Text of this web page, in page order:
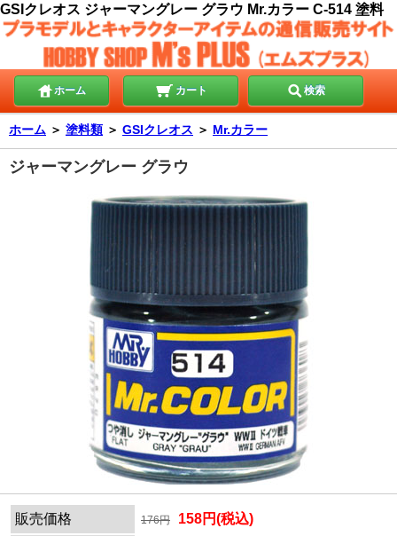
GSIクレオス ジャーマングレー グラウ Mr.カラー C-514 塗料
ホーム カート 検索
ホーム ＞ 塗料類 ＞ GSIクレオス ＞ Mr.カラー
ジャーマングレー グラウ
販売価格 176円 158円(税込)